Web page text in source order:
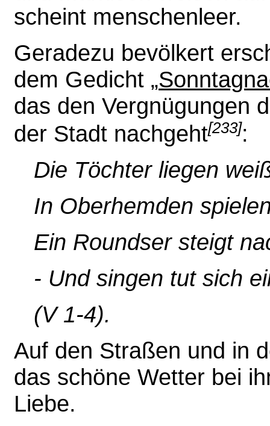
scheint menschenleer.
Geradezu bevölkert
dem Gedicht „
das den Vergnügungen
der Stadt nachgeht[233]:
Die Töchter liegen
In Oberhemden
Ein Roundser steigt
- Und singen tut sich
(V 1-4).
Auf den Straßen und in
das schöne Wetter bei
Liebe.